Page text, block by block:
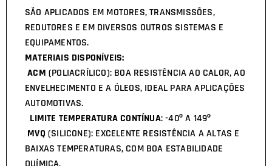
SÃO APLICADOS EM MOTORES, TRANSMISSÕES,
REDUTORES E EM DIVERSOS OUTROS SISTEMAS E
EQUIPAMENTOS.
MATERIAIS DISPONÍVEIS:
ACM (POLIACRÍLICO): BOA RESISTÊNCIA AO CALOR, AO
ENVELHECIMENTO E A ÓLEOS, IDEAL PARA APLICAÇÕES
AUTOMOTIVAS.
LIMITE TEMPERATURA CONTÍNUA: -40º A 149º
MVQ (SILICONE): EXCELENTE RESISTÊNCIA A ALTAS E
BAIXAS TEMPERATURAS, COM BOA ESTABILIDADE